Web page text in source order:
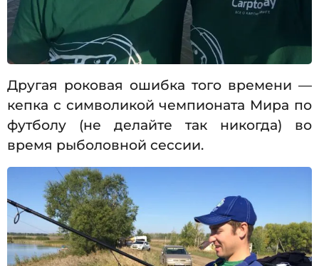
Другая роковая ошибка того времени —
кепка с символикой чемпионата Мира по
футболу (не делайте так никогда) во
время рыболовной сессии.